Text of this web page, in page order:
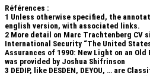
Références :
1 Unless otherwise specified, the
english version, with associated links.
2 More detail on Marc Trachtenberg CV
International Security “The United
Assurances of 1990: New Light on an
was provided by Joshua Shifrinson
3 DEDIP, like DESDEN, DEYOU, … are